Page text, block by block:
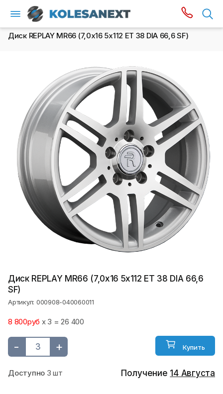
Диск REPLAY MR66 (7,0х16 5x112 ET 38 DIA 66,6 SF)
Диск REPLAY MR66 (7,0х16 5x112 ET 38 DIA 66,6
SF)
Артикул: 000908-040060011
8 800руб x 3 = 26 400
- + Купить
Доступно 3 шт Получение 14 Августа